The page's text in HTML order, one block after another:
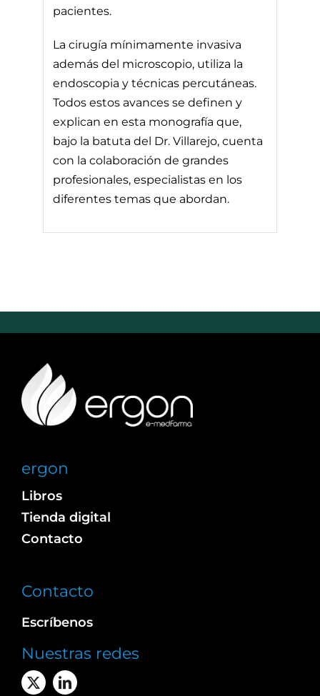
pacientes.
La cirugía mínimamente invasiva
además del microscopio, utiliza la
endoscopia y técnicas percutáneas.
Todos estos avances se definen y
explican en esta monografía que,
bajo la batuta del Dr. Villarejo, cuenta
con la colaboración de grandes
profesionales, especialistas en los
diferentes temas que abordan.
ergon
Libros
Tienda digital
Contacto
Contacto
Escríbenos
Nuestras redes